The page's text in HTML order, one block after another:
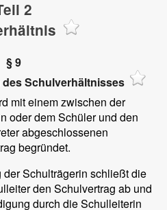
2
§ 9
Schulverhältnisses
mit einem zwischen der
oder dem Schüler und den
abgeschlossenen
begründet.
der Schulträgerin schließt die
den Schulvertrag ab und
durch die Schulleiterin